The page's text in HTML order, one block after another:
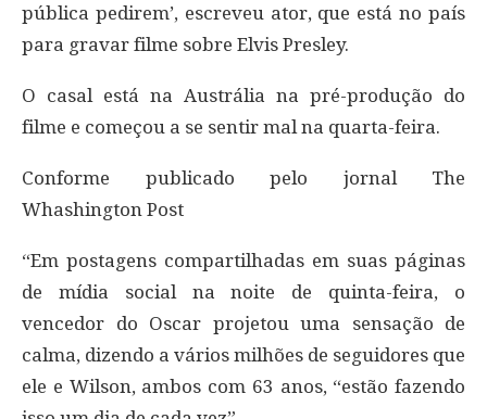
pública pedirem’, escreveu ator, que está no país
para gravar filme sobre Elvis Presley.
O casal está na Austrália na pré-produção do
filme e começou a se sentir mal na quarta-feira.
Conforme publicado pelo jornal The
Whashington Post
“Em postagens compartilhadas em suas páginas
de mídia social na noite de quinta-feira, o
vencedor do Oscar projetou uma sensação de
calma, dizendo a vários milhões de seguidores que
ele e Wilson, ambos com 63 anos, “estão fazendo